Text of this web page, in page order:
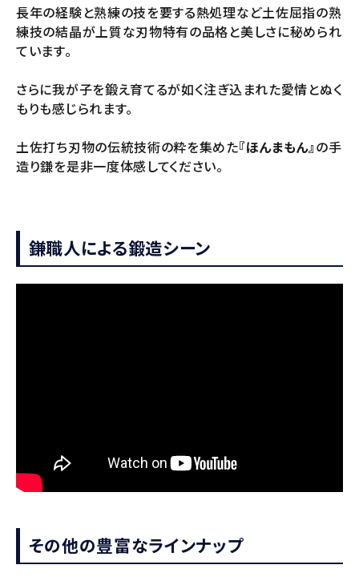
長年の経験と熟練の技を要する熱処理など土佐屈指の熟
練技の結晶が上質な刃物特有の品格と美しさに秘められ
ています。
さらに我が子を鍛え育てるが如く注ぎ込まれた愛情とぬく
もりも感じられます。
土佐打ち刃物の伝統技術の粋を集めた『ほんまもん』の手
造り鎌を是非一度体感してください。
鎌職人による鍛造シーン
その他の豊富なラインナップ